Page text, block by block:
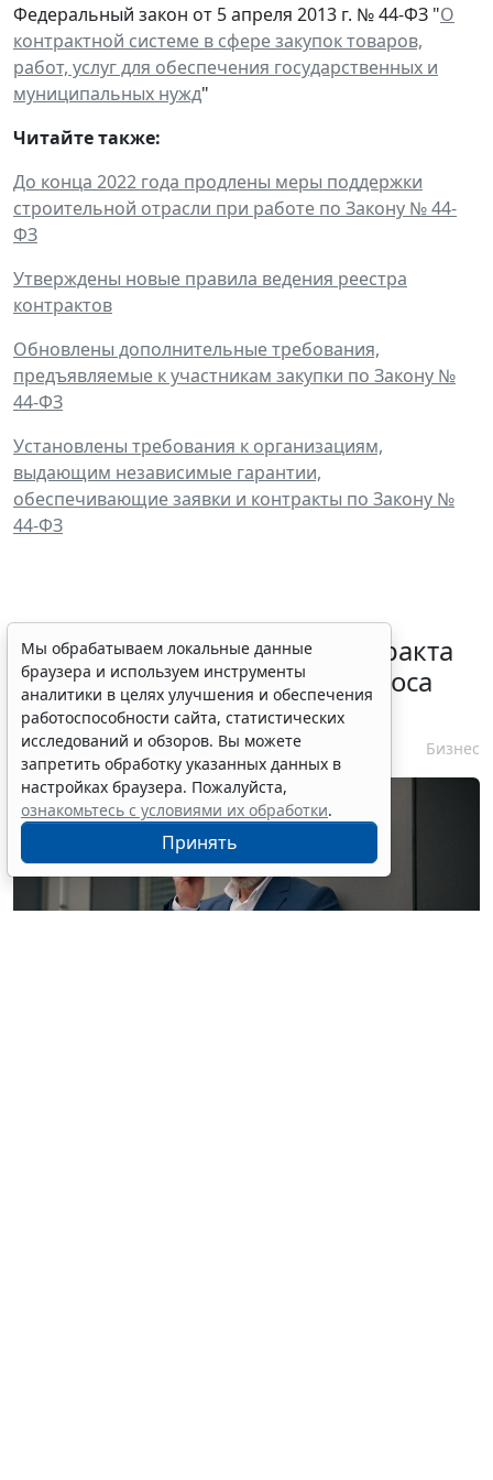
Федеральный закон от 5 апреля 2013 г. № 44-ФЗ "О
контрактной системе в сфере закупок товаров,
работ, услуг для обеспечения государственных и
муниципальных нужд"
Читайте также:
До конца 2022 года продлены меры поддержки
строительной отрасли при работе по Закону № 44-
ФЗ
Утверждены новые правила ведения реестра
контрактов
Обновлены дополнительные требования,
предъявляемые к участникам закупки по Закону №
44-ФЗ
Установлены требования к организациям,
выдающим независимые гарантии,
обеспечивающие заявки и контракты по Закону №
44-ФЗ
Процедуру заключения контракта
по итогам электронного запроса
котировок уточнят
7 августа 2026 10:32 Бизнес
Мы обрабатываем локальные данные
браузера и используем инструменты
аналитики в целях улучшения и обеспечения
работоспособности сайта, статистических
исследований и обзоров. Вы можете
запретить обработку указанных данных в
настройках браузера. Пожалуйста,
ознакомьтесь с условиями их обработки.
Принять